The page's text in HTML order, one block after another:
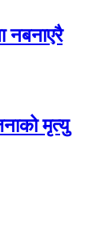
नबनाएरै
मृत्यु